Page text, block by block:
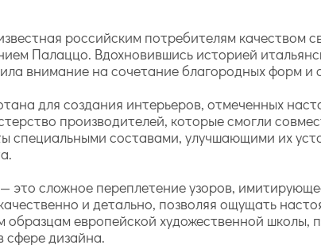
российским потребителям
Палаццо. Вдохновившись историей
внимание на сочетание благородных форм и
для создания интерьеров, отмеченных
производителей, которые смогли
специальными составами, улучшающими их
это сложное переплетение узоров,
и детально, позволяя ощущать
образцам европейской художественной
сфере дизайна.